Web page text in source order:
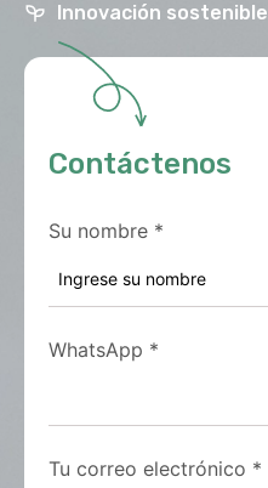
Innovación sostenible
Contáctenos
Su nombre *
WhatsApp *
Tu correo electrónico *